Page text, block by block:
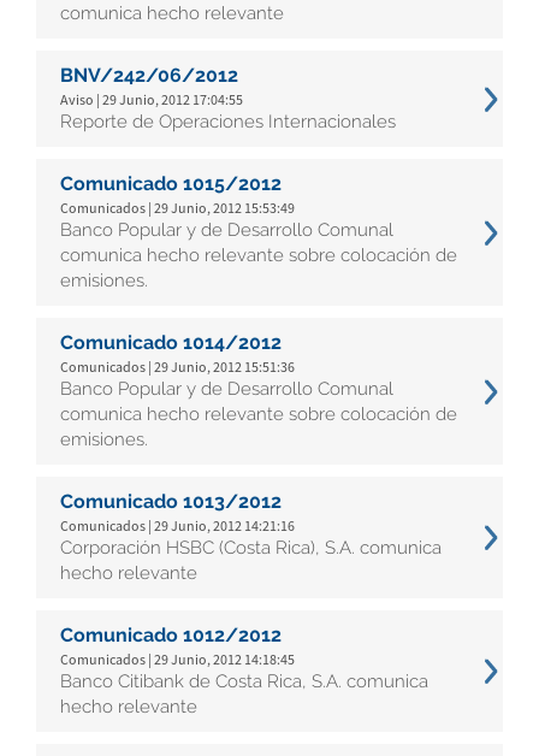
comunica hecho relevante
BNV/242/06/2012
Aviso | 29 Junio, 2012 17:04:55
Reporte de Operaciones Internacionales
Comunicado 1015/2012
Comunicados | 29 Junio, 2012 15:53:49
Banco Popular y de Desarrollo Comunal
comunica hecho relevante sobre colocación de
emisiones.
Comunicado 1014/2012
Comunicados | 29 Junio, 2012 15:51:36
Banco Popular y de Desarrollo Comunal
comunica hecho relevante sobre colocación de
emisiones.
Comunicado 1013/2012
Comunicados | 29 Junio, 2012 14:21:16
Corporación HSBC (Costa Rica), S.A. comunica
hecho relevante
Comunicado 1012/2012
Comunicados | 29 Junio, 2012 14:18:45
Banco Citibank de Costa Rica, S.A. comunica
hecho relevante